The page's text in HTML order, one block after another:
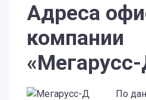
Адреса
компании
По